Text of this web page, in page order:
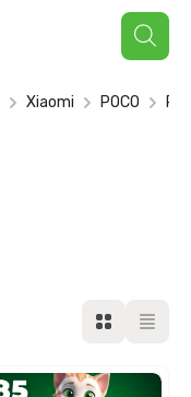
Поиск
товаров
Xiaomi POCO